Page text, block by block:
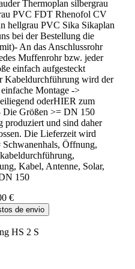
Thermoplan silbergrau
PVC FDT Rhenofol CV
hellgrau PVC Sika Sikaplan
bei der Bestellung die
An das Anschlussrohr
Muffenrohr bzw. jeder
einfach aufgesteckt
Kabeldurchführung wird der
Montage ->
oderHIER zum
Die Größen >= DN 150
produziert und sind daher
Die Lieferzeit wird
Öffnung,
Kabel, Antenne, Solar,
150
€
de envio